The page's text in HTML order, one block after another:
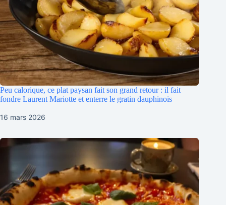
Peu calorique, ce plat paysan fait son grand retour : il fait
fondre Laurent Mariotte et enterre le gratin dauphinois
16 mars 2026